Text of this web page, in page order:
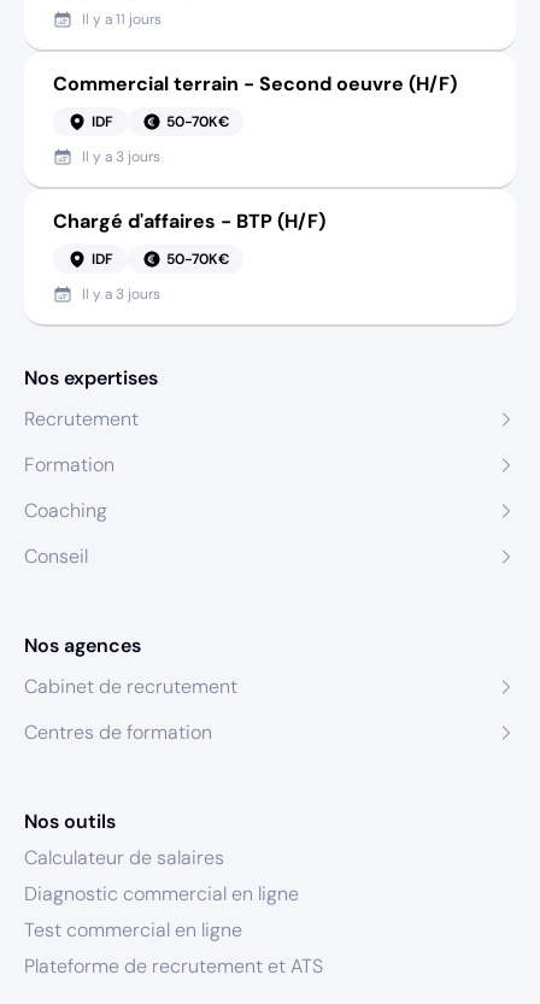
Il y a11 jours
Commercial terrain - Second oeuvre (H/F)
IDF
50-70K€
Il y a 3 jours
Chargé d'affaires - BTP (H/F)
IDF
50-70K€
Il y a 3 jours
Nos expertises
Recrutement
Formation
Coaching
Conseil
Nos agences
Cabinet de recrutement
Centres de formation
Nos outils
Calculateur de salaires
Diagnostic commercial en ligne
Test commercial en ligne
Plateforme de recrutement et ATS